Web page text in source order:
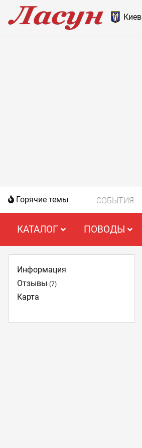
Киев
Горячие темы СОБЫТИЯ
КАТАЛОГ ПОВОДЫ
Информация
Отзывы(7)
Карта